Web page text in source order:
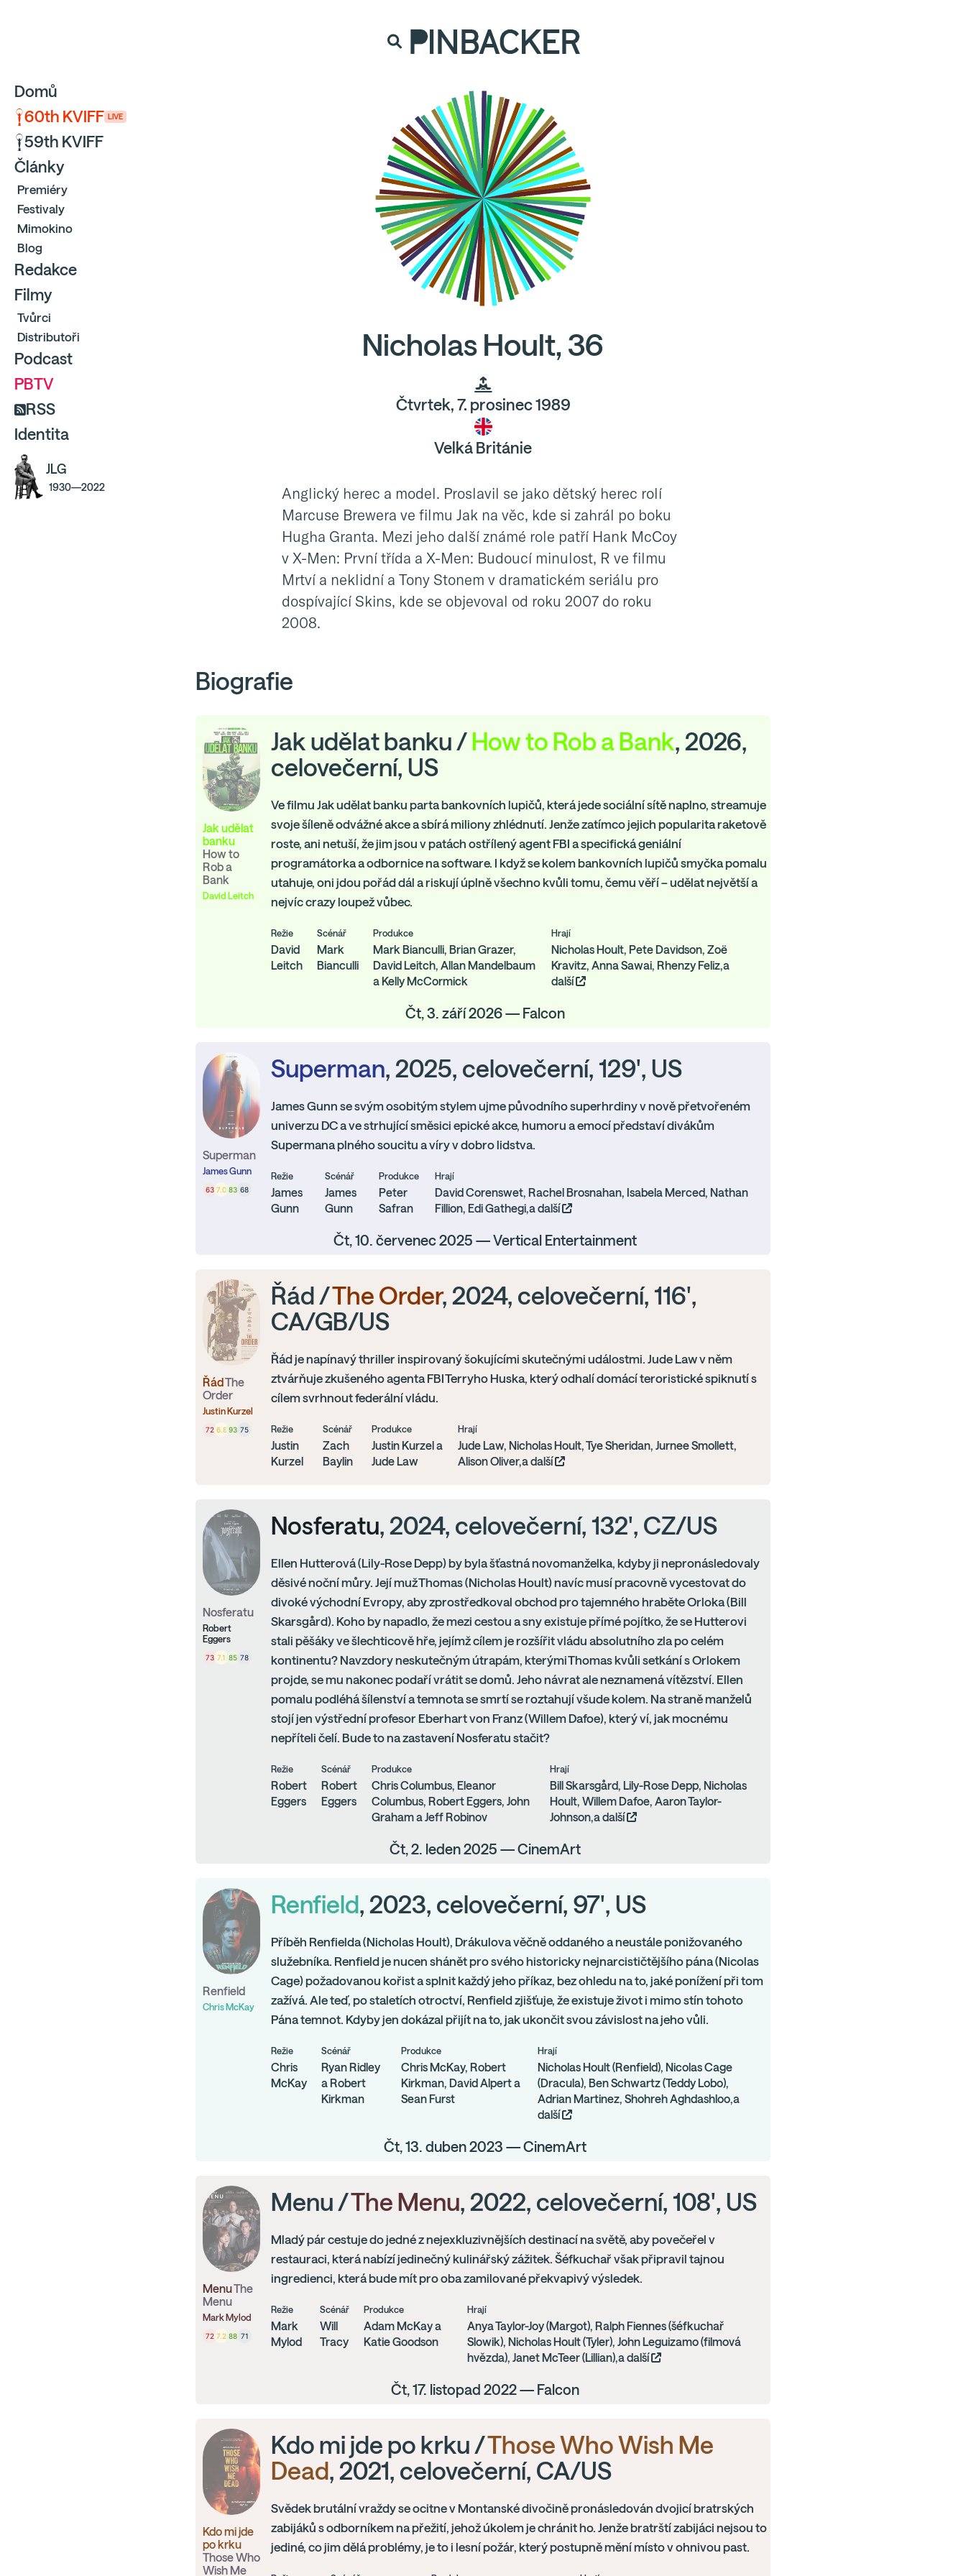
PINBACKER
Domů
60th KVIFF LIVE
59th KVIFF
Články
Premiéry
Festivaly
Mimokino
Blog
Redakce
Filmy
Tvůrci
Distributoři
Podcast
PBTV
RSS
Identita
JLG
1930—2022
Nicholas Hoult, 36
Čtvrtek, 7. prosinec 1989
Velká Británie
Anglický herec a model. Proslavil se jako dětský herec rolí
Marcuse Brewera ve filmu Jak na věc, kde si zahrál po boku
Hugha Granta. Mezi jeho další známé role patří Hank McCoy
v X-Men: První třída a X-Men: Budoucí minulost, R ve filmu
Mrtví a neklidní a Tony Stonem v dramatickém seriálu pro
dospívající Skins, kde se objevoval od roku 2007 do roku
2008.
Biografie
Jak udělat
banku
How to
Rob a
Bank
David Leitch
Jak udělat banku /How to Rob a Bank, 2026,
celovečerní, US
Ve filmu Jak udělat banku parta bankovních lupičů, která jede sociální sítě naplno, streamuje
svoje šíleně odvážné akce a sbírá miliony zhlédnutí. Jenže zatímco jejich popularita raketově
roste, ani netuší, že jim jsou v patách ostřílený agent FBI a specifická geniální
programátorka a odbornice na software. I když se kolem bankovních lupičů smyčka pomalu
utahuje, oni jdou pořád dál a riskují úplně všechno kvůli tomu, čemu věří – udělat největší a
nejvíc crazy loupež vůbec.
Režie
David
Leitch
Scénář
Mark
Bianculli
Produkce
Mark Bianculli, Brian Grazer,
David Leitch, Allan Mandelbaum
a Kelly McCormick
Hrají
Nicholas Hoult, Pete Davidson, Zoë
Kravitz, Anna Sawai, Rhenzy Feliz,a
další
Čt, 3. září 2026 — Falcon
Superman
James Gunn
63 7.0 83 68
Superman, 2025, celovečerní, 129', US
James Gunn se svým osobitým stylem ujme původního superhrdiny v nově přetvořeném
univerzu DC a ve strhující směsici epické akce, humoru a emocí představí divákům
Supermana plného soucitu a víry v dobro lidstva.
Režie
James
Gunn
Scénář
James
Gunn
Produkce
Peter
Safran
Hrají
David Corenswet, Rachel Brosnahan, Isabela Merced, Nathan
Fillion, Edi Gathegi,a další
Čt, 10. červenec 2025 — Vertical Entertainment
ŘádThe
Order
Justin Kurzel
72 6.8 93 75
Řád /The Order, 2024, celovečerní, 116',
CA/GB/US
Řád je napínavý thriller inspirovaný šokujícími skutečnými událostmi. Jude Law v něm
ztvárňuje zkušeného agenta FBI Terryho Huska, který odhalí domácí teroristické spiknutí s
cílem svrhnout federální vládu.
Režie
Justin
Kurzel
Scénář
Zach
Baylin
Produkce
Justin Kurzel a
Jude Law
Hrají
Jude Law, Nicholas Hoult, Tye Sheridan, Jurnee Smollett,
Alison Oliver,a další
Nosferatu
Robert
Eggers
73 7.1 85 78
Nosferatu, 2024, celovečerní, 132', CZ/US
Ellen Hutterová (Lily-Rose Depp) by byla šťastná novomanželka, kdyby ji nepronásledovaly
děsivé noční můry. Její muž Thomas (Nicholas Hoult) navíc musí pracovně vycestovat do
divoké východní Evropy, aby zprostředkoval obchod pro tajemného hraběte Orloka (Bill
Skarsgård). Koho by napadlo, že mezi cestou a sny existuje přímé pojítko, že se Hutterovi
stali pěšáky ve šlechticově hře, jejímž cílem je rozšířit vládu absolutního zla po celém
kontinentu? Navzdory neskutečným útrapám, kterými Thomas kvůli setkání s Orlokem
projde, se mu nakonec podaří vrátit se domů. Jeho návrat ale neznamená vítězství. Ellen
pomalu podléhá šílenství a temnota se smrtí se roztahují všude kolem. Na straně manželů
stojí jen výstřední profesor Eberhart von Franz (Willem Dafoe), který ví, jak mocnému
nepříteli čelí. Bude to na zastavení Nosferatu stačit?
Režie
Robert
Eggers
Scénář
Robert
Eggers
Produkce
Chris Columbus, Eleanor
Columbus, Robert Eggers, John
Graham a Jeff Robinov
Hrají
Bill Skarsgård, Lily-Rose Depp, Nicholas
Hoult, Willem Dafoe, Aaron Taylor-
Johnson,a další
Čt, 2. leden 2025 — CinemArt
Renfield
Chris McKay
Renfield, 2023, celovečerní, 97', US
Příběh Renfielda (Nicholas Hoult), Drákulova věčně oddaného a neustále ponižovaného
služebníka. Renfield je nucen shánět pro svého historicky nejnarcističtějšího pána (Nicolas
Cage) požadovanou kořist a splnit každý jeho příkaz, bez ohledu na to, jaké ponížení při tom
zažívá. Ale teď, po staletích otroctví, Renfield zjišťuje, že existuje život i mimo stín tohoto
Pána temnot. Kdyby jen dokázal přijít na to, jak ukončit svou závislost na jeho vůli.
Režie
Chris
McKay
Scénář
Ryan Ridley
a Robert
Kirkman
Produkce
Chris McKay, Robert
Kirkman, David Alpert a
Sean Furst
Hrají
Nicholas Hoult (Renfield), Nicolas Cage
(Dracula), Ben Schwartz (Teddy Lobo),
Adrian Martinez, Shohreh Aghdashloo,a
další
Čt, 13. duben 2023 — CinemArt
MenuThe
Menu
Mark Mylod
72 7.2 88 71
Menu /The Menu, 2022, celovečerní, 108', US
Mladý pár cestuje do jedné z nejexkluzivnějších destinací na světě, aby povečeřel v
restauraci, která nabízí jedinečný kulinářský zážitek. Šéfkuchař však připravil tajnou
ingredienci, která bude mít pro oba zamilované překvapivý výsledek.
Režie
Mark
Mylod
Scénář
Will
Tracy
Produkce
Adam McKay a
Katie Goodson
Hrají
Anya Taylor-Joy (Margot), Ralph Fiennes (šéfkuchař
Slowik), Nicholas Hoult (Tyler), John Leguizamo (filmová
hvězda), Janet McTeer (Lillian),a další
Čt, 17. listopad 2022 — Falcon
Kdo mi jde
po krku
Those Who
Wish Me
Kdo mi jde po krku /Those Who Wish Me
Dead, 2021, celovečerní, CA/US
Svědek brutální vraždy se ocitne v Montanské divočině pronásledován dvojicí bratrských
zabijáků s odborníkem na přežití, jehož úkolem je chránit ho. Jenže bratrští zabijáci nejsou to
jediné, co jim dělá problémy, je to i lesní požár, který postupně mění místo v ohnivou past.